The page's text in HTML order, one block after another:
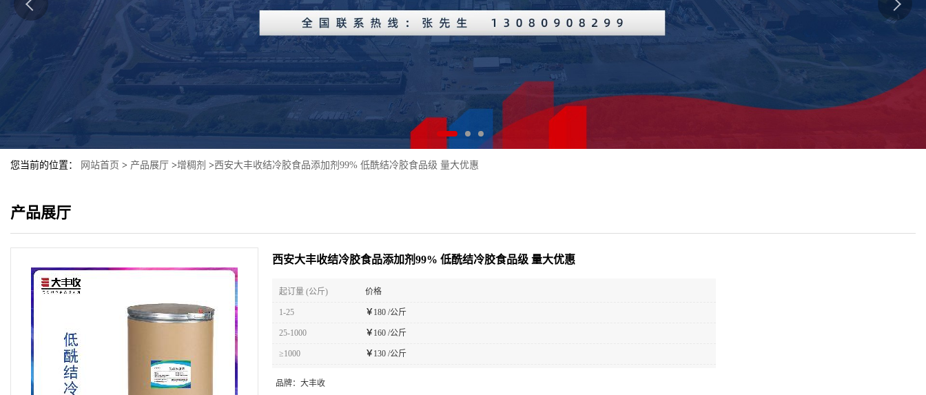
您当前的位置： 网站首页 > 产品展厅 >增稠剂 >西安大丰收结冷胶食品添加剂99% 低酰结冷胶食品级 量大优惠
产品展厅
西安大丰收结冷胶食品添加剂99% 低酰结冷胶食品级 量大优惠
起订量 (公斤) 价格
1-25 ￥ 180 /公斤
25-1000 ￥ 160 /公斤
≥1000 ￥ 130 /公斤
品牌： 大丰收